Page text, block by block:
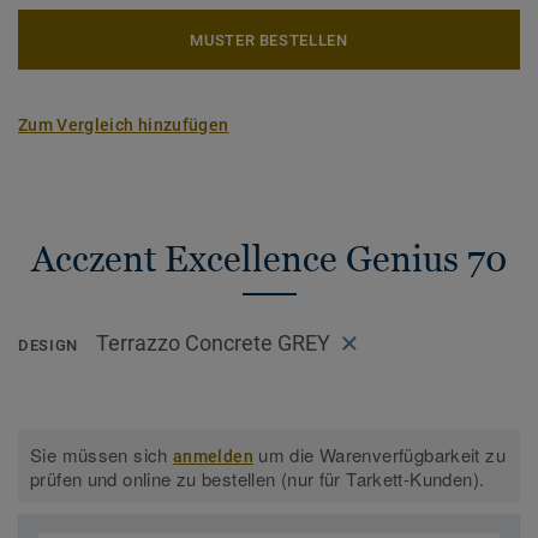
MUSTER BESTELLEN
Zum Vergleich hinzufügen
Acczent Excellence Genius 70
DESIGN Terrazzo Concrete GREY
Sie müssen sichanmelden um die Warenverfügbarkeit zu
prüfen und online zu bestellen (nur für Tarkett-Kunden).